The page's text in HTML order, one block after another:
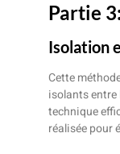
Partie
Isolation
Cette
isolants entre
technique
réalisée pour